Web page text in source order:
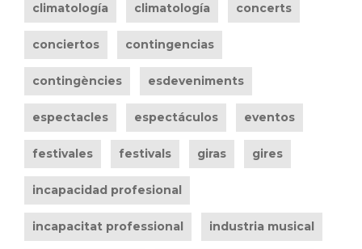
climatología climatología concerts
conciertos contingencias
contingències esdeveniments
espectacles espectáculos eventos
festivales festivals giras gires
incapacidad profesional
incapacitat professional industria musical